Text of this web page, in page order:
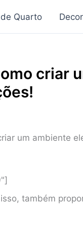
Quarto
criar
um ambiente
também